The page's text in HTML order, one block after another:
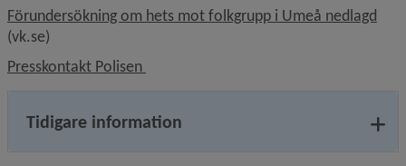
Förundersökning om hets mot folkgrupp i Umeå nedlagd
(vk.se)
Presskontakt Polisen
Tidigare information